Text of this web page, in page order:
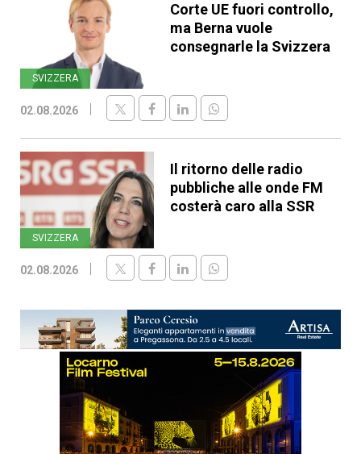
SVIZZERA
Corte UE fuori controllo,
ma Berna vuole
consegnarle la Svizzera
02.08.2026
SVIZZERA
Il ritorno delle radio
pubbliche alle onde FM
costerà caro alla SSR
02.08.2026